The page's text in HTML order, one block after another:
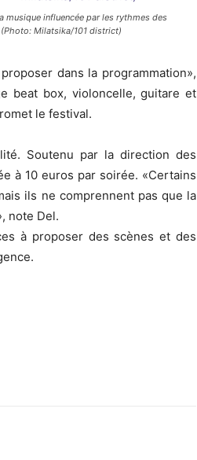
musique influencée par les rythmes des
Milatsika/101 district)
dans la programmation»,
beat box, violoncelle, guitare et
le festival.
Soutenu par la direction des
à 10 euros par soirée. «Certains
ils ne comprennent pas que la
note Del.
à proposer des scènes et des